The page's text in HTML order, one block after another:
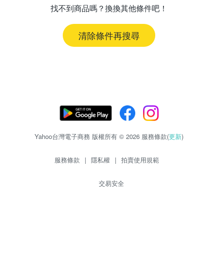
找不到商品嗎？換換其他條件吧！
清除條件再搜尋
Yahoo台灣電子商務 版權所有 © 2026 服務條款(更新)
服務條款 | 隱私權 | 拍賣使用規範
交易安全